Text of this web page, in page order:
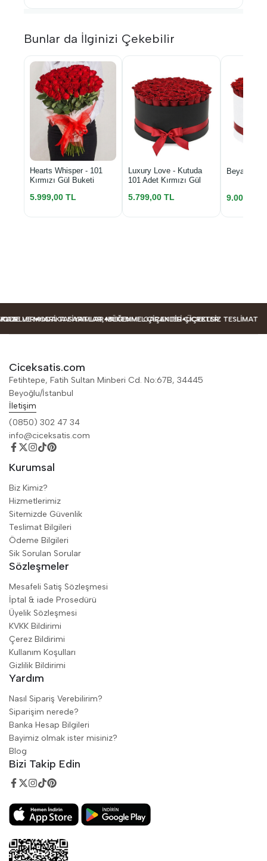
Bunlar da İlginizi Çekebilir
Hearts Whisper - 101
Kırmızı Gül Buketi
5.999,00 TL
Luxury Love - Kutuda
101 Adet Kırmızı Gül
5.799,00 TL
Beyaz
9.000,00
HARIKA FIYATLAR, MÜKEMMEL ÇIÇEKLER ÜCRETSIZ TESLIMAT
VE MODA TASARIMLAR BEĞENME GARANTILI ÇIÇEKLER
Ciceksatis.com
Fetihtepe, Fatih Sultan Minberi Cd. No:67B, 34445
Beyoğlu/İstanbul
İletişim
(0850) 302 47 34
info@ciceksatis.com
Kurumsal
Biz Kimiz?
Hizmetlerimiz
Sitemizde Güvenlik
Teslimat Bilgileri
Ödeme Bilgileri
Sik Sorulan Sorular
Sözleşmeler
Mesafeli Satiş Sözleşmesi
İptal & iade Prosedürü
Üyelik Sözleşmesi
KVKK Bildirimi
Çerez Bildirimi
Kullanım Koşulları
Gizlilik Bildirimi
Yardım
Nasıl Sipariş Verebilirim?
Siparişim nerede?
Banka Hesap Bilgileri
Bayimiz olmak ister misiniz?
Blog
Bizi Takip Edin